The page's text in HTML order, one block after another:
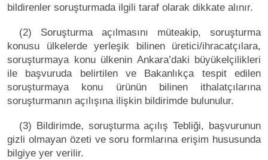
bildirenler soruşturmada ilgili taraf olarak dikkate alınır.
(2) Soruşturma açılmasını müteakip, soruşturma
konusu ülkelerde yerleşik bilinen üretici/ihracatçılara,
soruşturmaya konu ülkenin Ankara’daki büyükelçilikleri
ile başvuruda belirtilen ve Bakanlıkça tespit edilen
soruşturmaya konu ürünün bilinen ithalatçılarına
soruşturmanın açılışına ilişkin bildirimde bulunulur.
(3) Bildirimde, soruşturma açılış Tebliği, başvurunun
gizli olmayan özeti ve soru formlarına erişim hususunda
bilgiye yer verilir.